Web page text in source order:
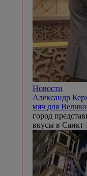
Новости
Александр
мяч для
город
вкусы в Санкт-